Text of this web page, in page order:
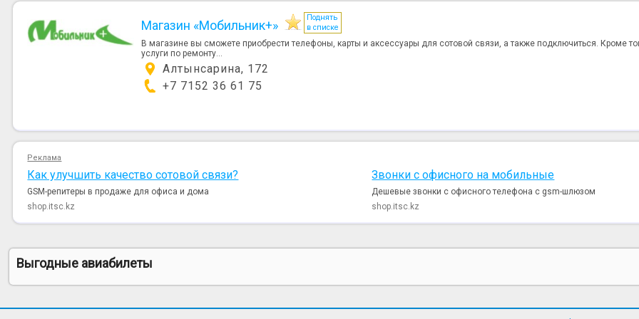
Магазин «Мобильник+»
Поднять
в списке
В магазине вы сможете приобрести телефоны, карты и аксессуары для сотовой связи, а также подключиться. Кроме
услуги по ремонту...
Алтынсарина, 172
+7 7152 36 61 75
Реклама
Как улучшить качество сотовой связи?
GSM-репитеры в продаже для офиса и дома
shop.itsc.kz
Звонки с офисного на мобильные
Дешевые звонки с офисного телефона с gsm-шлюзом
shop.itsc.kz
Выгодные авиабилеты